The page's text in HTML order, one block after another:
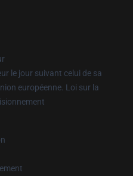
le jour suivant celui de sa
européenne. Loi sur la